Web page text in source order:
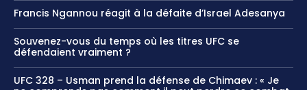
Francis Ngannou réagit à la défaite d’Israel Adesanya
Souvenez-vous du temps où les titres UFC se
défendaient vraiment ?
UFC 328 – Usman prend la défense de Chimaev : « Je